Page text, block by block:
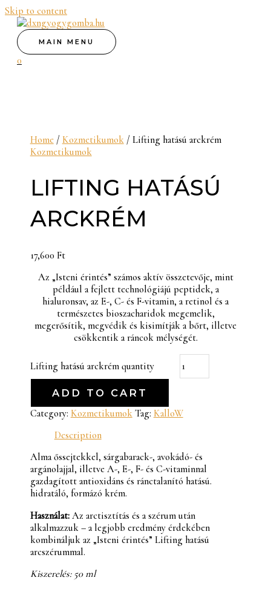
Skip to content
MAIN MENU
0
Home/ Kozmetikumok/ Lifting hatású arckrém
Kozmetikumok
LIFTING HATÁSÚ
ARCKRÉM
17,600 Ft
Az „Isteni érintés” számos aktív összetevője, mint
például a fejlett technológiájú peptidek, a
hialuronsav, az E-, C- és F-vitamin, a retinol és a
természetes bioszacharidok megemelik,
megerősítik, megvédik és kisimítják a bőrt, illetve
csökkentik a ráncok mélységét.
Lifting hatású arckrém quantity
ADD TO CART
Category: Kozmetikumok Tag: KalloW
Description
Alma őssejtekkel, sárgabarack-, avokádó- és
argánolajjal, illetve A-, E-, F- és C-vitaminnal
gazdagított antioxidáns és ránctalanító hatású.
hidratáló, formázó krém.
Használat: Az arctisztítás és a szérum után
alkalmazzuk – a legjobb eredmény érdekében
kombináljuk az „Isteni érintés” Lifting hatású
arcszérummal.
Kiszerelés: 50 ml